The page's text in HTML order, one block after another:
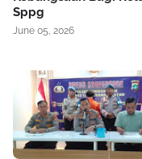
Sppg
June 05, 2026